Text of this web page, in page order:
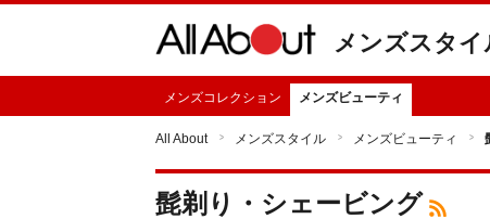
メンズスタイ
メンズコレクション メンズビューティ
All About メンズスタイル メンズビューティ
髭剃り・シェービング